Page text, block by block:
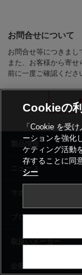
お問合せについて
お問合せ等につきまし
また、お客様から寄
前に一度ご確認くださ
製品情報
ニュース
siyaku-
Cookieの
「Cookie を受
ーションを強化
ケティング活動
存することに同
シー